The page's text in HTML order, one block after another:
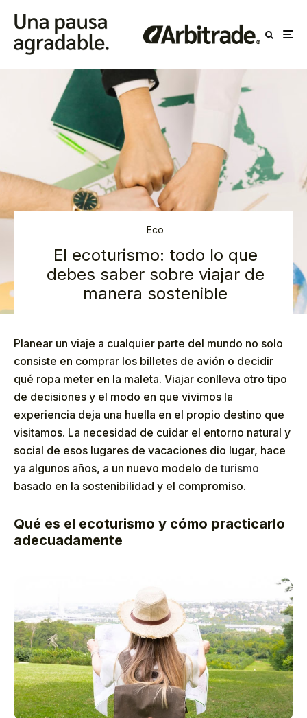
Eco
El ecoturismo: todo lo que
debes saber sobre viajar de
manera sostenible
Planear un viaje a cualquier parte del mundo no solo
consiste en comprar los billetes de avión o decidir
qué ropa meter en la maleta. Viajar conlleva otro tipo
de decisiones y el modo en que vivimos la
experiencia deja una huella en el propio destino que
visitamos. La necesidad de cuidar el entorno natural y
social de esos lugares de vacaciones dio lugar, hace
ya algunos años, a un nuevo modelo deturismo
basado en la sostenibilidad y el compromiso.
Qué es el ecoturismo y cómo practicarlo
adecuadamente